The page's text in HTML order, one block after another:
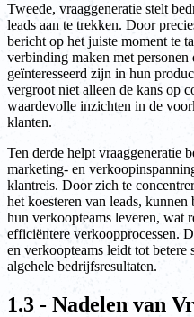
Tweede, vraaggeneratie stelt
leads aan te trekken. Door
bericht op het juiste moment te
verbinding maken met
geïnteresseerd zijn in hun
vergroot niet alleen de kans op
waardevolle inzichten in de
klanten.
Ten derde helpt vraaggeneratie
marketing- en
klantreis. Door zich te
het koesteren van leads,
hun verkoopteams leveren, wat
efficiëntere verkoopprocessen.
en verkoopteams leidt tot betere
algehele bedrijfsresultaten.
1.3 - Nadelen van